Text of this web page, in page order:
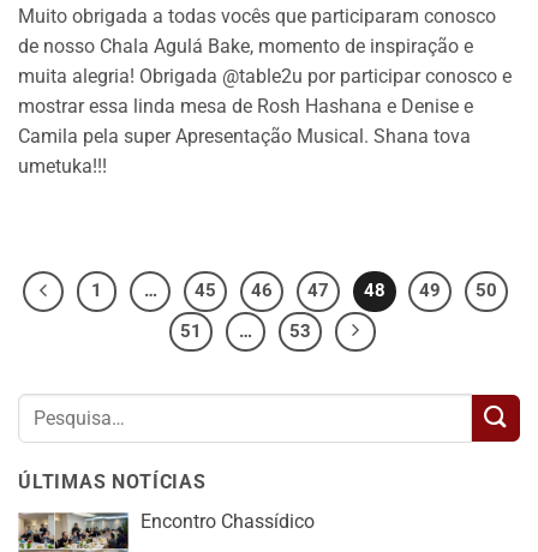
Muito obrigada a todas vocês que participaram conosco
de nosso Chala Agulá Bake, momento de inspiração e
muita alegria! Obrigada @table2u por participar conosco e
mostrar essa linda mesa de Rosh Hashana e Denise e
Camila pela super Apresentação Musical. Shana tova
umetuka!!!
1 … 45 46 47 48 49
50
51
… 53
ÚLTIMAS NOTÍCIAS
Encontro Chassídico